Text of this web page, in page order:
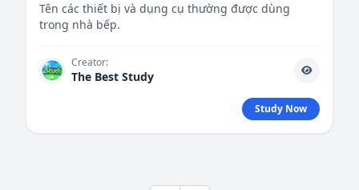
Tên các thiết bị và dụng cụ thường được dùng
trong nhà bếp.
Creator:
The Best Study
Study Now